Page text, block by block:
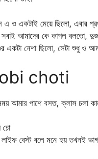
এ ও একটাই মেয়ে ছিলো, এবার
আমাদের কে কাপল বলতো,
একটা নেশা ছিলো, সেটা শুধু ও
choti
আমার পাশে বসত, ক্লাস চলা
চো
বেস্ট বলে মনে হয় তখনই